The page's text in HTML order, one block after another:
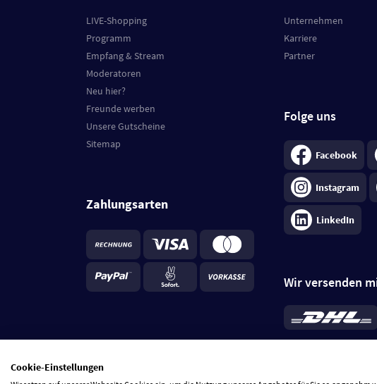
LIVE-Shopping
Programm
Empfang & Stream
Moderatoren
Neu hier?
Freunde werben
Unsere Gutscheine
Sitemap
Zahlungsarten
Unternehmen
Karriere
Partner
Folge uns
Facebook
Instagram
LinkedIn
Wir versenden
*Standard 6,95 €; bei
je Bestellung,
Cookie-Einstellungen